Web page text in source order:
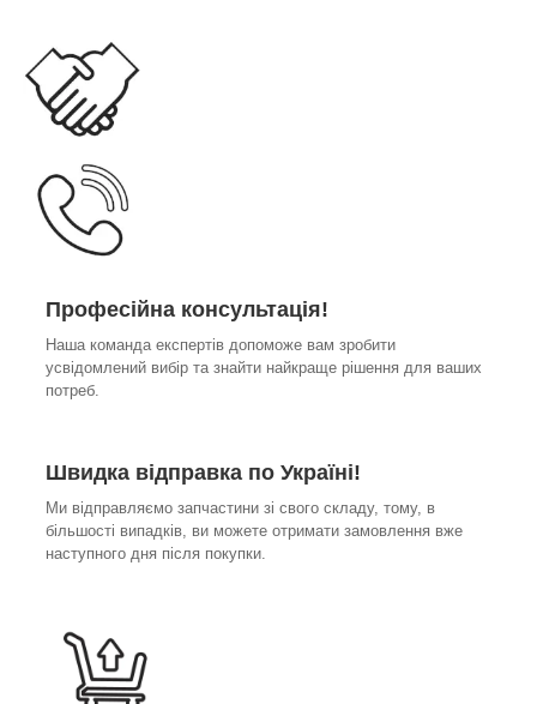
Професійна консультація!
Наша команда експертів допоможе вам зробити
усвідомлений вибір та знайти найкраще рішення для ваших
потреб.
Швидка відправка по Україні!
Ми відправляємо запчастини зі свого складу, тому, в
більшості випадків, ви можете отримати замовлення вже
наступного дня після покупки.